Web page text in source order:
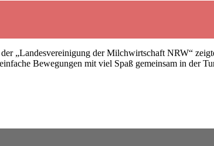
„Landesvereinigung der Milchwirtschaft NRW“
Bewegungen mit viel Spaß gemeinsam in der